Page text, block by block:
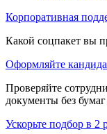
Корпоративная
Какой соцпакет вы
Оформляйте
Проверяйте
документы без
Ускорьте подбор в 2